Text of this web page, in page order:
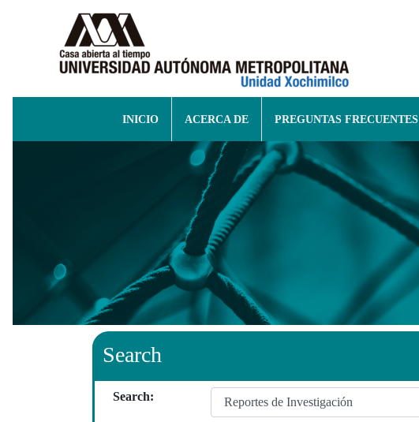
INICIO ACERCA DE PREGUNTAS FRECUENTES
Search
Search: